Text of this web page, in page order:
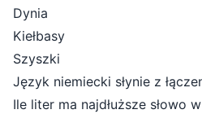
Dynia
Kiełbasy
Szyszki
Język niemiecki słynie z
Ile liter ma najdłuższe słowo